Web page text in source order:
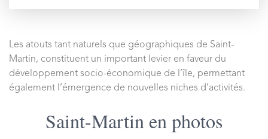
Les atouts tant naturels que géographiques de Saint-
Martin, constituent un important levier en faveur du
développement socio-économique de l’île, permettant
également l’émergence de nouvelles niches d’activités.
Saint-Martin en photos